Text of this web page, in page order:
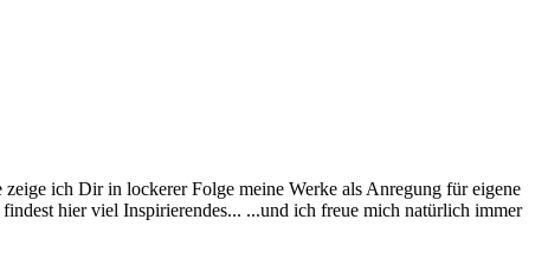
ich Dir in lockerer Folge meine Werke als Anregung für eigene
hier viel Inspirierendes... ...und ich freue mich natürlich immer